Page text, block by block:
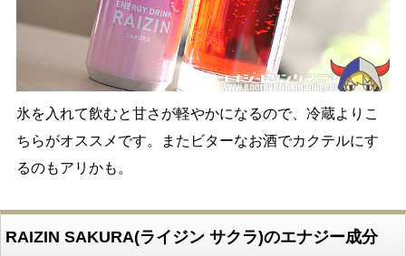
氷を入れて飲むと甘さが軽やかになるので、冷蔵よりこ
ちらがオススメです。またビターなお酒でカクテルにす
るのもアリかも。
RAIZIN SAKURA(ライジン サクラ)のエナジー成分